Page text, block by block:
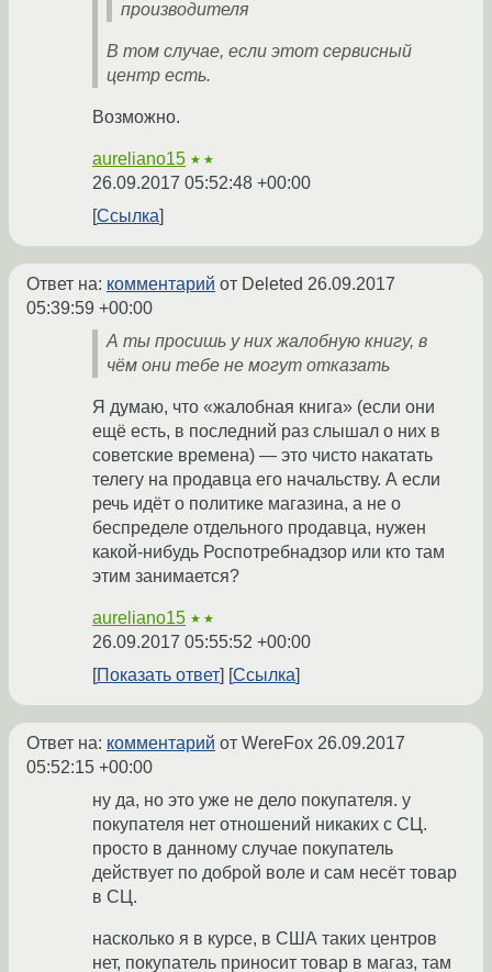
производителя
В том случае, если этот сервисный
центр есть.
Возможно.
aureliano15 ★★
26.09.2017 05:52:48 +00:00
Ссылка
Ответ на: комментарий от Deleted 26.09.2017
05:39:59 +00:00
А ты просишь у них жалобную книгу, в
чём они тебе не могут отказать
Я думаю, что «жалобная книга» (если они
ещё есть, в последний раз слышал о них в
советские времена) — это чисто накатать
телегу на продавца его начальству. А если
речь идёт о политике магазина, а не о
беспределе отдельного продавца, нужен
какой-нибудь Роспотребнадзор или кто там
этим занимается?
aureliano15 ★★
26.09.2017 05:55:52 +00:00
Показать ответ
Ссылка
Ответ на: комментарий от WereFox 26.09.2017
05:52:15 +00:00
ну да, но это уже не дело покупателя. у
покупателя нет отношений никаких с СЦ.
просто в данному случае покупатель
действует по доброй воле и сам несёт товар
в СЦ.
насколько я в курсе, в США таких центров
нет, покупатель приносит товар в магаз, там